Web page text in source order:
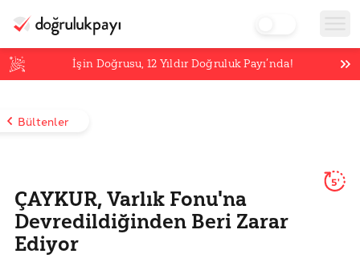
İşin Doğrusu,12 Yıldır Doğruluk Payı’nda!
Bültenler
ÇAYKUR, Varlık Fonu'na
Devredildiğinden Beri Zarar
Ediyor
5'